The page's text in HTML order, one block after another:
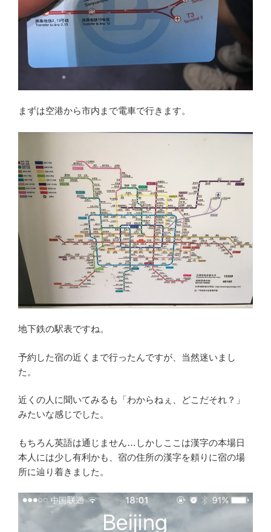
まずは空港から市内まで電車で行きます。
地下鉄の駅表ですね。
予約した宿の近くまで行ったんですが、当然迷いまし
た。
近くの人に聞いてみるも「わからねぇ、どこだそれ？」
みたいな感じでした。
もちろん英語は通じません…しかしここは漢字の本場日
本人には少し有利かも、宿の住所の漢字を頼りに宿の場
所に辿り着きました。